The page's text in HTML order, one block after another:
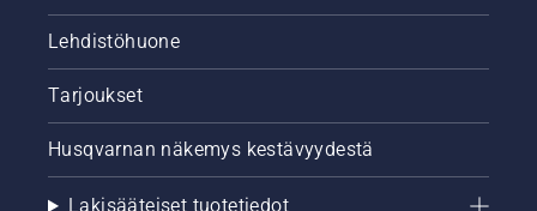
Lehdistöhuone
Tarjoukset
Husqvarnan näkemys kestävyydestä
Lakisääteiset tuotetiedot